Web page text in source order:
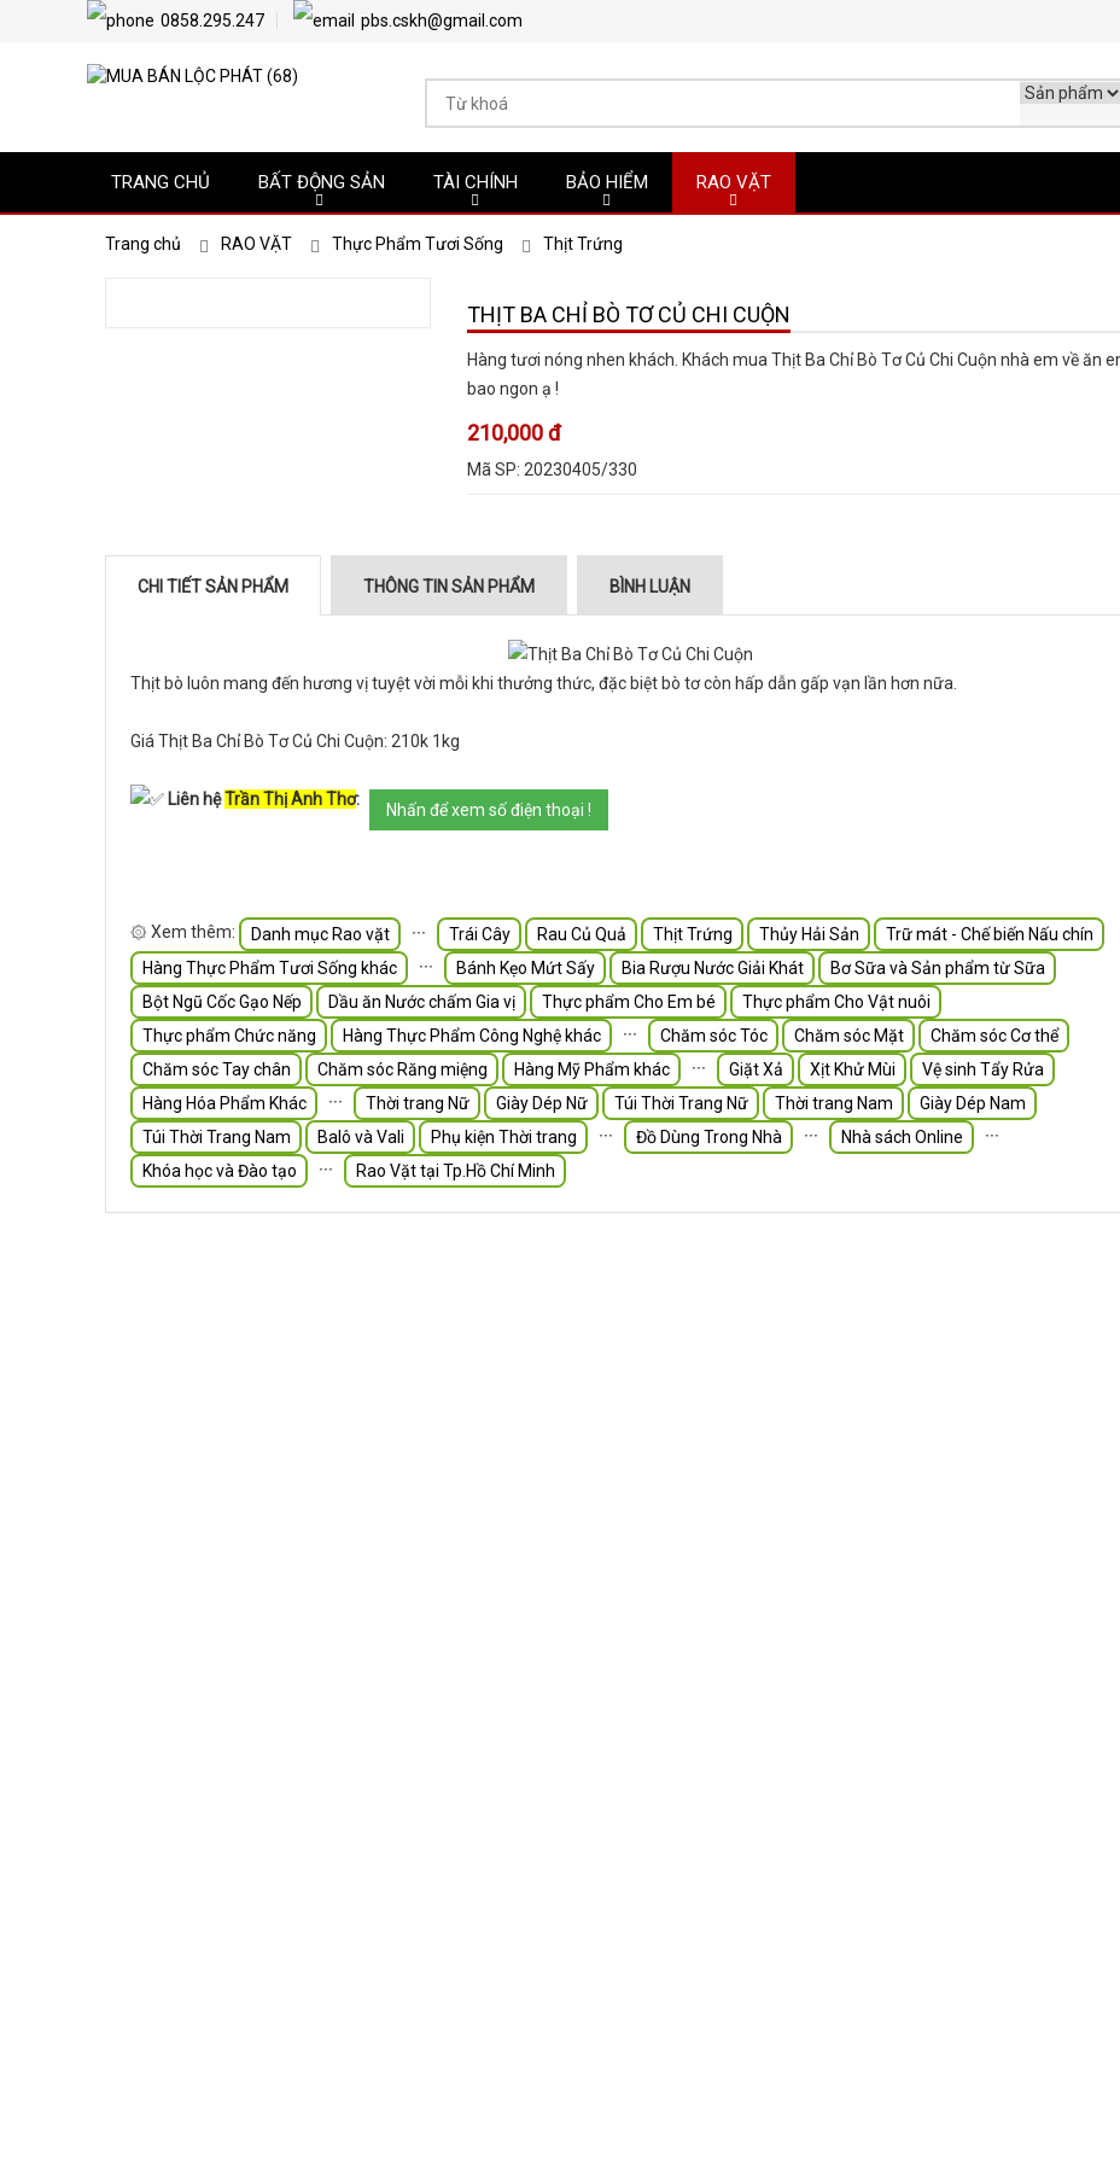
0858.295.247 pbs.cskh@gmail.com
TRANG CHỦ BẤT ĐỘNG SẢN TÀI CHÍNH BẢO HIỂM RAO VẶT
Trang chủ RAO VẶT Thực Phẩm Tươi Sống Thịt Trứng
THỊT BA CHỈ BÒ TƠ CỦ CHI CUỘN
Hàng tươi nóng nhen khách. Khách mua Thịt Ba Chỉ Bò Tơ Củ Chi Cuộn nhà em về ăn
bao ngon ạ !
210,000 đ
Mã SP: 20230405/330
CHI TIẾT SẢN PHẨM THÔNG TIN SẢN PHẨM BÌNH LUẬN
Thịt bò luôn mang đến hương vị tuyệt vời mỗi khi thưởng thức, đặc biệt bò tơ còn hấp dẫn gấp vạn lần hơn nữa.
Giá Thịt Ba Chỉ Bò Tơ Củ Chi Cuộn: 210k 1kg
Liên hệTrần Thị Anh Thơ:
Nhấn để xem số điện thoại !
۞ Xem thêm: Danh mục Rao vặt ∙∙∙ Trái Cây Rau Củ Quả Thịt Trứng Thủy Hải Sản
Trữ mát - Chế biến Nấu chín
Hàng Thực Phẩm Tươi Sống khác
∙∙∙ Bánh Kẹo Mứt Sấy Bia Rượu Nước Giải Khát
Bơ Sữa và Sản phẩm từ Sữa
Bột Ngũ Cốc Gạo Nếp
Dầu ăn Nước chấm Gia vị Thực phẩm Cho Em bé
Thực phẩm Cho Vật nuôi
Thực phẩm Chức năng
Hàng Thực Phẩm Công Nghệ khác ∙∙∙ Chăm sóc Tóc Chăm sóc Mặt
Chăm sóc Cơ thể
Chăm sóc Tay chân
Chăm sóc Răng miệng Hàng Mỹ Phẩm khác ∙∙∙ Giặt Xả Xịt Khử Mùi
Vệ sinh Tẩy Rửa
Hàng Hóa Phẩm Khác
∙∙∙ Thời trang Nữ Giày Dép Nữ Túi Thời Trang Nữ Thời trang Nam
Giày Dép Nam
Túi Thời Trang Nam
Balô và Vali Phụ kiện Thời trang ∙∙∙ Đồ Dùng Trong Nhà ∙∙∙ Nhà sách Online
∙∙∙
Khóa học và Đào tạo
∙∙∙ Rao Vặt tại Tp.Hồ Chí Minh